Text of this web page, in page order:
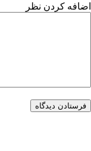
اضافه کردن نظر
فرستادن دیدگاه